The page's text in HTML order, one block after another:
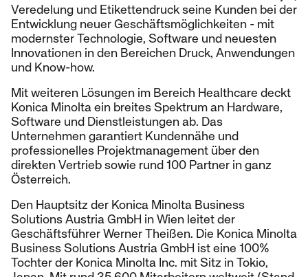
Veredelung und Etikettendruck seine Kunden bei der
Entwicklung neuer Geschäftsmöglichkeiten - mit
modernster Technologie, Software und neuesten
Innovationen in den Bereichen Druck, Anwendungen
und Know-how.
Mit weiteren Lösungen im Bereich Healthcare deckt
Konica Minolta ein breites Spektrum an Hardware,
Software und Dienstleistungen ab. Das
Unternehmen garantiert Kundennähe und
professionelles Projektmanagement über den
direkten Vertrieb sowie rund 100 Partner in ganz
Österreich.
Den Hauptsitz der Konica Minolta Business
Solutions Austria GmbH in Wien leitet der
Geschäftsführer Werner Theißen. Die Konica Minolta
Business Solutions Austria GmbH ist eine 100%
Tochter der Konica Minolta Inc. mit Sitz in Tokio,